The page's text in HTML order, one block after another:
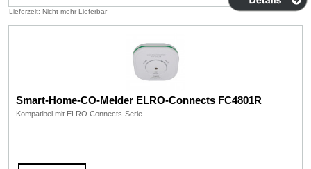
Lieferzeit: Nicht mehr Lieferbar
Smart-Home-CO-Melder ELRO-Connects FC4801R
Kompatibel mit ELRO Connects-Serie